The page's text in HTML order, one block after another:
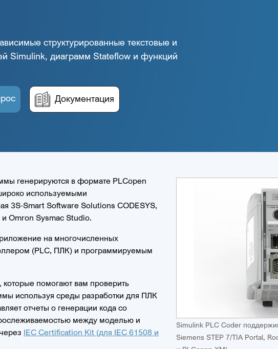
структурированные текстовые и
Simulink, диаграмм Stateflow и функций
Документация
генерируются в формате PLCopen
используемыми
3S-Smart Software Solutions CODESYS,
Omron Sysmac Studio.
на многочисленных
(PLC, ПЛК) и программируемым
помогают вам проверить
используя среды разработки для ПЛК
отчеты о генерации кода со
между моделью и
IEC Certification Kit (для IEC 61508 и
Simulink PLC Coder
Siemens STEP 7/TIA Portal,